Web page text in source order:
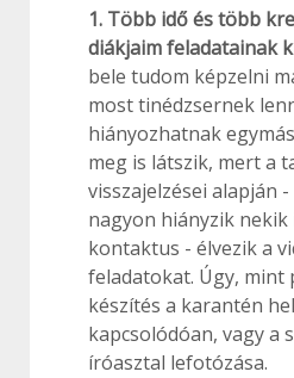
1. Több idő és több
diákjaim feladatainak
bele tudom képzelni
most tinédzsernek
hiányozhatnak
meg is látszik, mert a
visszajelzései alapján
nagyon hiányzik nekik
kontaktus - élvezik a
feladatokat. Úgy, mint
készítés a karantén
kapcsolódóan, vagy a
íróasztal lefotózása.